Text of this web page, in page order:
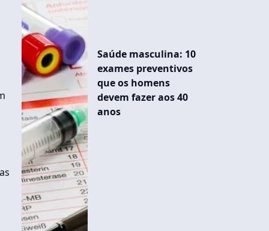
Saúde masculina: 10
exames preventivos
que os homens
devem fazer aos 40
anos